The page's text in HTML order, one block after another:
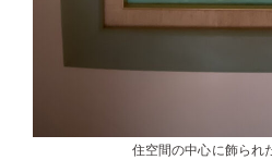
住空間の中心に飾られ